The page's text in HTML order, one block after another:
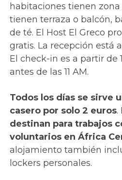
habitaciones tienen
tienen terraza o balcón,
de té. El Host El Greco
gratis. La recepción está
El check-in es a partir de
antes de las 11 AM.
Todos los días se sirve
casero por solo 2 euros.
destinan para trabajos
voluntarios en África
alojamiento también
lockers personales.